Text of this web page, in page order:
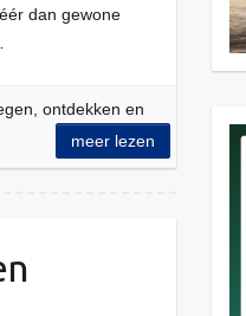
dan gewone
ontdekken en
meer lezen